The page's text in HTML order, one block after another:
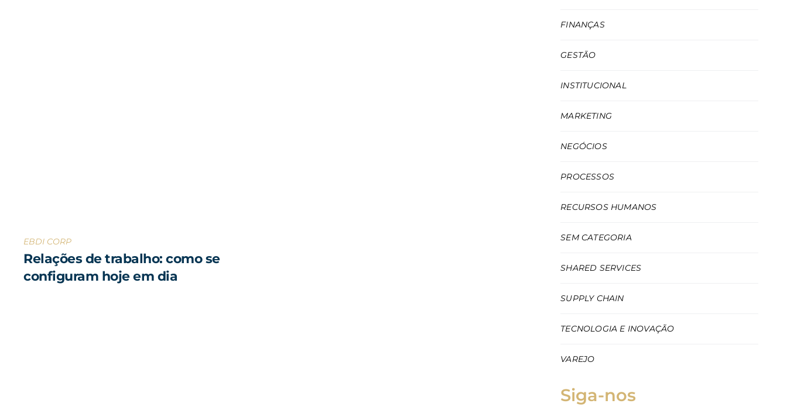
Relações de trabalho: como se
configuram hoje em dia
EBDI CORP
FINANÇAS
GESTÃO
INSTITUCIONAL
MARKETING
NEGÓCIOS
PROCESSOS
RECURSOS HUMANOS
SEM CATEGORIA
SHARED SERVICES
SUPPLY CHAIN
TECNOLOGIA E INOVAÇÃO
VAREJO
Siga-nos